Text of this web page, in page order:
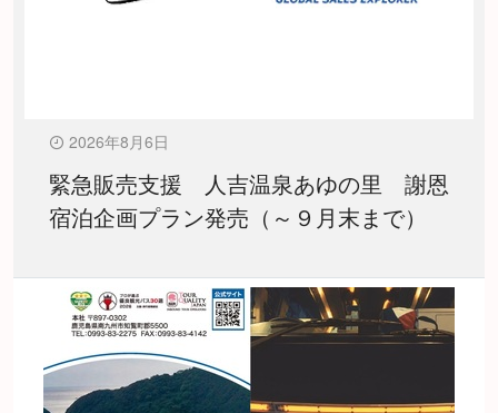
2026年8月6日
緊急販売支援 人吉温泉あゆの里 謝恩
宿泊企画プラン発売（～９月末まで）